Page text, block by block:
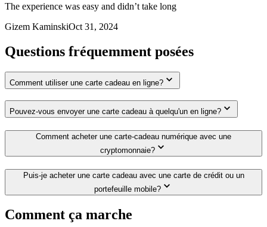
The experience was easy and didn’t take long
Gizem KaminskiOct 31, 2024
Questions fréquemment posées
Comment utiliser une carte cadeau en ligne?
Pouvez-vous envoyer une carte cadeau à quelqu'un en ligne?
Comment acheter une carte-cadeau numérique avec une
cryptomonnaie?
Puis-je acheter une carte cadeau avec une carte de crédit ou un
portefeuille mobile?
Comment ça marche